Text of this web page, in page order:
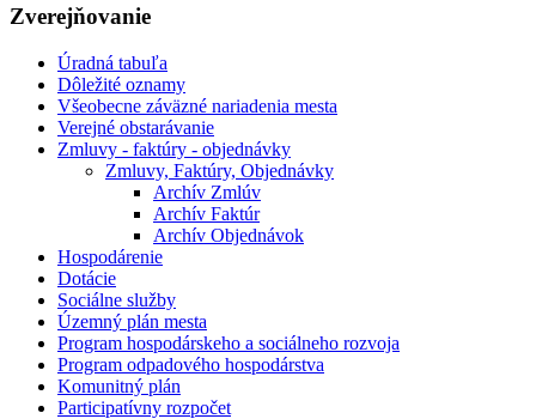
Zverejňovanie
Úradná tabuľa
Dôležité oznamy
Všeobecne záväzné nariadenia mesta
Verejné obstarávanie
Zmluvy - faktúry - objednávky
Zmluvy, Faktúry, Objednávky
Archív Zmlúv
Archív Faktúr
Archív Objednávok
Hospodárenie
Dotácie
Sociálne služby
Územný plán mesta
Program hospodárskeho a sociálneho rozvoja
Program odpadového hospodárstva
Komunitný plán
Participatívny rozpočet